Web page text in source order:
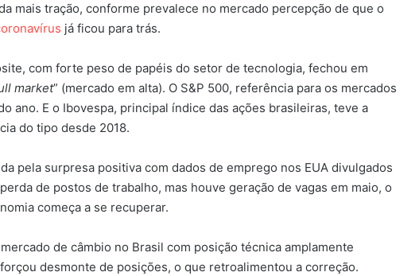
mais tração, conforme prevalece no mercado percepção de que o
já ficou para trás.
com forte peso de papéis do setor de tecnologia, fechou em
market” (mercado em alta). O S&P 500, referência para os mercados
ano. E o Ibovespa, principal índice das ações brasileiras, teve a
do tipo desde 2018.
pela surpresa positiva com dados de emprego nos EUA divulgados
de postos de trabalho, mas houve geração de vagas em maio, o
começa a se recuperar.
de câmbio no Brasil com posição técnica amplamente
desmonte de posições, o que retroalimentou a correção.